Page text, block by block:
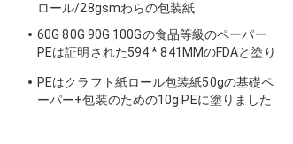
ロール/28gsmわらの包装紙
60G 80G 90G 100Gの食品等級のペーパー
PEは証明された594 * 841MMのFDAと塗り
PEはクラフト紙ロール包装紙50gの基礎ペ
ーパー+包装のための10g PEに塗りました